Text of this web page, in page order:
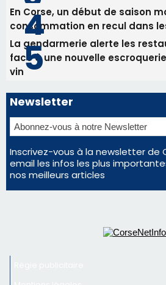
Inscrivez-vous à la newsletter de
email les infos les plus
nos meilleurs articles
Régie publicitaire
Mentions légales
Nous contacter